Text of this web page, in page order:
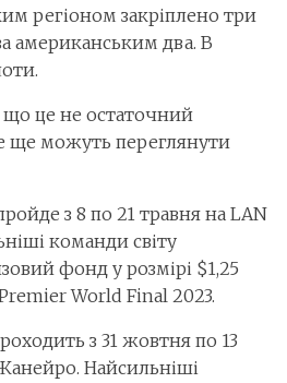
регіоном закріплено три
американським два. В
що це не остаточний
ще можуть переглянути
з 8 по 21 травня на LAN
команди світу
фонд у розмірі $1,25
World Final 2023.
з 31 жовтня по 13
Найсильніші